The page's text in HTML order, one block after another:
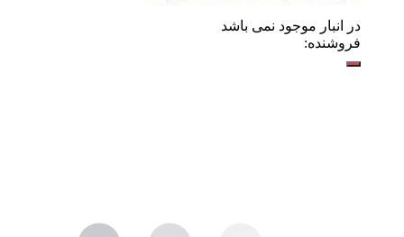
در انبار موجود نمی باشد
فروشنده: